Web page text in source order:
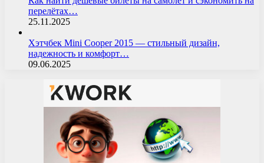
перелётах…
25.11.2025
Хэтчбек Mini Cooper 2015 — стильный дизайн,
надежность и комфорт…
09.06.2025